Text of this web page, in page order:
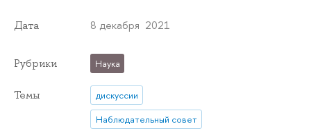
Дата 8 декабря 2021
Рубрики Наука
Темы
дискуссии
Наблюдательный совет